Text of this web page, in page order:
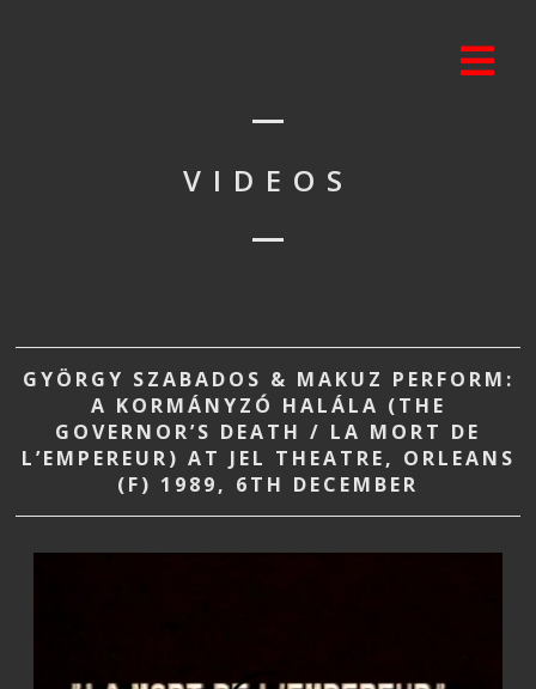
VIDEOS
GYÖRGY SZABADOS & MAKUZ PERFORM:
A KORMÁNYZÓ HALÁLA (THE
GOVERNOR’S DEATH / LA MORT DE
L’EMPEREUR) AT JEL THEATRE, ORLEANS
(F) 1989, 6TH DECEMBER